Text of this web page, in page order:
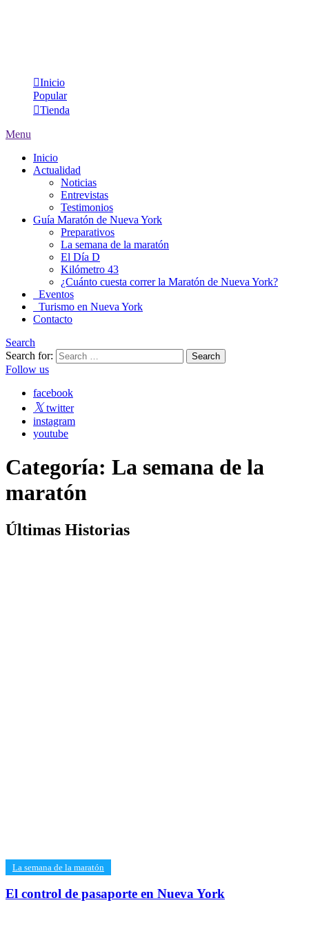
Inicio
Popular
Tienda
Menu
Inicio
Actualidad
Noticias
Entrevistas
Testimonios
Guía Maratón de Nueva York
Preparativos
La semana de la maratón
El Día D
Kilómetro 43
¿Cuánto cuesta correr la Maratón de Nueva York?
Eventos
Turismo en Nueva York
Contacto
Search
Search for:
Follow us
facebook
twitter
instagram
youtube
Categoría: ​La semana de la
maratón
Últimas Historias
​La semana de la maratón
El control de pasaporte en Nueva York